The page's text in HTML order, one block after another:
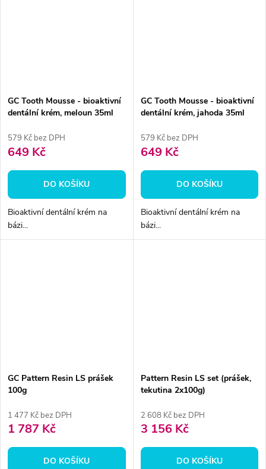
GC Tooth Mousse - bioaktivní
dentální krém, meloun 35ml
579 Kč bez DPH
649 Kč
DO KOŠÍKU
Bioaktivní dentální krém na
bázi...
GC Tooth Mousse - bioaktivní
dentální krém, jahoda 35ml
579 Kč bez DPH
649 Kč
DO KOŠÍKU
Bioaktivní dentální krém na
bázi...
GC Pattern Resin LS prášek
100g
1 477 Kč bez DPH
1 787 Kč
DO KOŠÍKU
Pattern Resin LS set (prášek,
tekutina 2x100g)
2 608 Kč bez DPH
3 156 Kč
DO KOŠÍKU